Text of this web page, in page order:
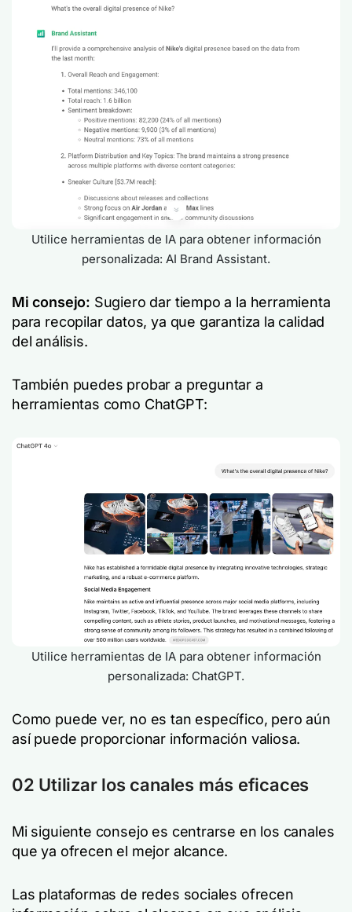
Utilice herramientas de IA para obtener información
personalizada: AI Brand Assistant.
Mi consejo: Sugiero dar tiempo a la herramienta
para recopilar datos, ya que garantiza la calidad
del análisis.
También puedes probar a preguntar a
herramientas como ChatGPT:
Utilice herramientas de IA para obtener información
personalizada: ChatGPT.
Como puede ver, no es tan específico, pero aún
así puede proporcionar información valiosa.
02 Utilizar los canales más eficaces
Mi siguiente consejo es centrarse en los canales
que ya ofrecen el mejor alcance.
Las plataformas de redes sociales ofrecen